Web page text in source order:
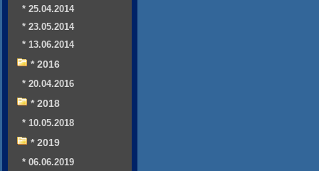
* 25.04.2014
* 23.05.2014
* 13.06.2014
* 2016
* 20.04.2016
* 2018
* 10.05.2018
* 2019
* 06.06.2019